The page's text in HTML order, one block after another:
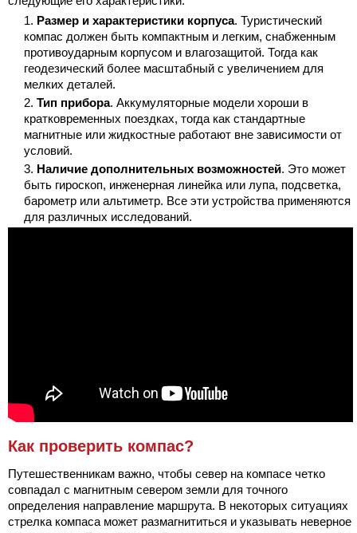
Размер и характеристики корпуса. Туристический
компас должен быть компактным и легким, снабженным
противоударным корпусом и влагозащитой. Тогда как
геодезический более масштабный с увеличением для
мелких деталей.
Тип прибора. Аккумуляторные модели хороши в
кратковременных поездках, тогда как стандартные
магнитные или жидкостные работают вне зависимости от
условий.
Наличие дополнительных возможностей. Это может
быть гироскоп, инженерная линейка или лупа, подсветка,
барометр или альтиметр. Все эти устройства применяются
для различных исследований.
Как проверить компас?
Путешественникам важно, чтобы север на компасе четко
совпадал с магнитным севером земли для точного
определения направление маршрута. В некоторых ситуациях
стрелка компаса может размагнититься и указывать неверное